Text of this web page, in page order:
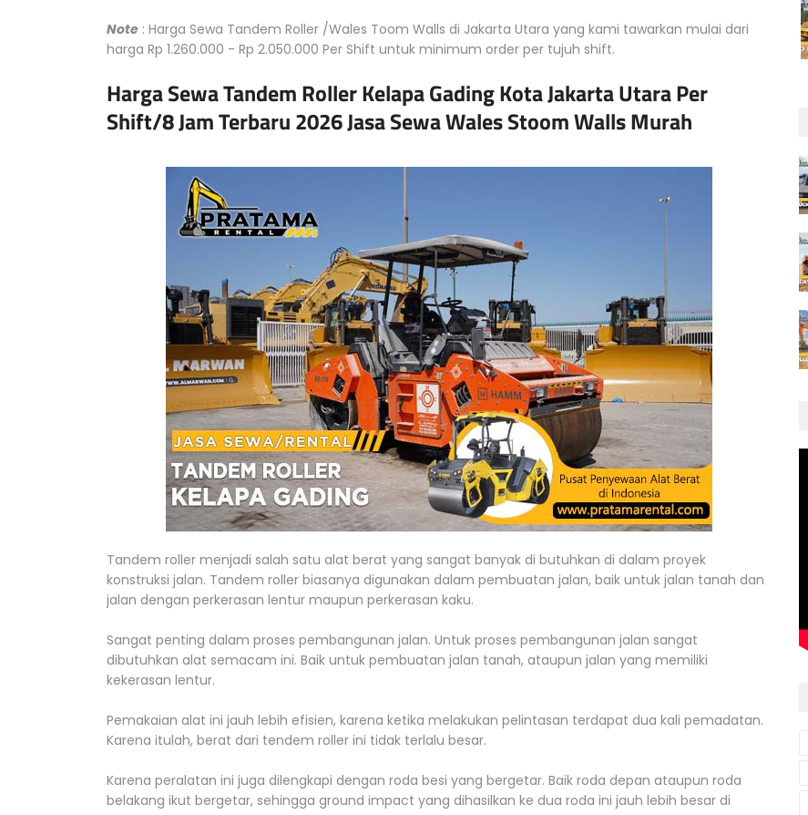
Note : Harga Sewa Tandem Roller /Wales Toom Walls di Jakarta Utara yang kami tawarkan mulai dari
harga Rp 1.260.000 - Rp 2.050.000 Per Shift untuk minimum order per tujuh shift.
Harga Sewa Tandem Roller Kelapa Gading Kota Jakarta Utara Per
Shift/8 Jam Terbaru 2026 Jasa Sewa Wales Stoom Walls Murah
Tandem roller menjadi salah satu alat berat yang sangat banyak di butuhkan di dalam proyek
konstruksi jalan. Tandem roller biasanya digunakan dalam pembuatan jalan, baik untuk jalan tanah dan
jalan dengan perkerasan lentur maupun perkerasan kaku.
Sangat penting dalam proses pembangunan jalan. Untuk proses pembangunan jalan sangat
dibutuhkan alat semacam ini. Baik untuk pembuatan jalan tanah, ataupun jalan yang memiliki
kekerasan lentur.
Pemakaian alat ini jauh lebih efisien, karena ketika melakukan pelintasan terdapat dua kali pemadatan.
Karena itulah, berat dari tendem roller ini tidak terlalu besar.
Karena peralatan ini juga dilengkapi dengan roda besi yang bergetar. Baik roda depan ataupun roda
belakang ikut bergetar, sehingga ground impact yang dihasilkan ke dua roda ini jauh lebih besar di